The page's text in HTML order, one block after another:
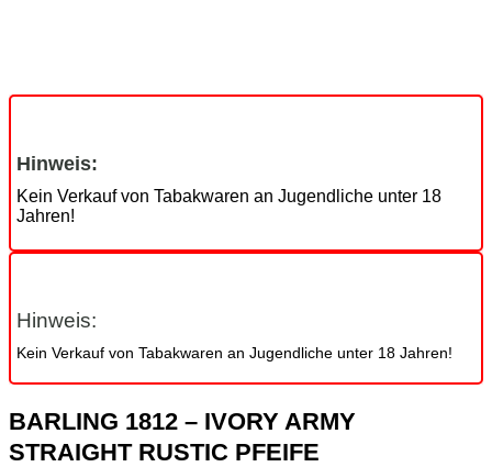
Hinweis:
Kein Verkauf von Tabakwaren an Jugendliche unter 18
Jahren!
Hinweis:
Kein Verkauf von Tabakwaren an Jugendliche unter 18 Jahren!
BARLING 1812 – IVORY ARMY
STRAIGHT RUSTIC PFEIFE